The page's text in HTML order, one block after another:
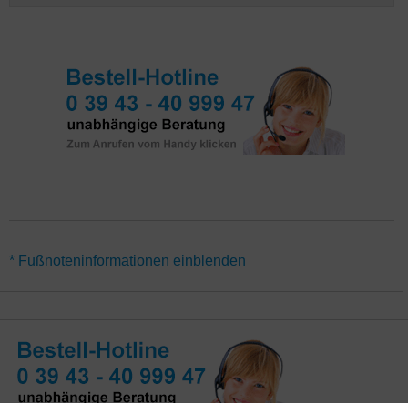
*Für alle Angebote M-net Internet und Telefon mit Preisvorteil gilt
Glasfaser Internet Anschluss nur im direkten Ausbaugebiet
München, Augsburg, Erlangen und Würzburg. In den restlichen
Orten des M-net Ausbaugebietes gilt ein abweichender Regio-
* Fußnoteninformationen einblenden